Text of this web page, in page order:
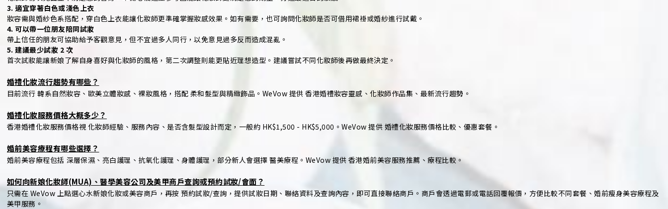
3. 適宜穿著白色或淺色上衣
妝容需與婚紗色系搭配，穿白色上衣能讓化妝師更準確掌握妝感效果。如有需要，也可詢問化妝師是否可借用裙褂或婚紗進行試戴。
4. 可以帶一位朋友陪同試妝
帶上信任的朋友可協助給予客觀意見，但不宜過多人同行，以免意見過多反而造成混亂。
5. 建議最少試妝 2 次
首次試妝能讓新娘了解自身喜好與化妝師的風格，第二次調整則能更貼近理想造型。建議嘗試不同化妝師後再做最終決定。
婚禮化妝流行趨勢有哪些？
目前流行 韓系自然妝容、歐美立體妝感、裸妝風格，搭配 柔和髮型與精緻飾品。WeVow 提供 香港婚禮妝容靈感、化妝師作品集、最新流行趨勢。
婚禮化妝服務價格大概多少？
香港婚禮化妝服務價格視 化妝師經驗、服務內容、是否含髮型設計而定，一般約 HK$1,500 - HK$5,000。WeVow 提供 婚禮化妝服務價格比較、優惠套餐。
婚前美容療程有哪些選擇？
婚前美容療程包括 深層保濕、亮白護理、抗氧化護理、身體護理，部分新人會選擇 醫美療程。WeVow 提供 香港婚前美容服務推薦、療程比較。
如何向新娘化妝師(MUA)、醫學美容公司及美甲商戶查詢或預約試妝/會面？
只需在 WeVow 上點選心水新娘化妝或美容商戶，再按 預約試妝/查詢，提供試妝日期、聯絡資料及查詢內容，即可直接聯絡商戶。商戶會透過電郵或電話回覆報價，方便比較不同套餐、婚前瘦身美容療程及
美甲服務。